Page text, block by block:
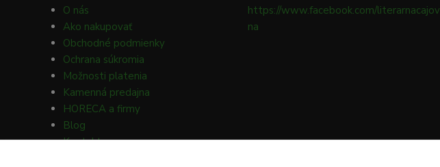
O nás
Ako nakupovať
Obchodné podmienky
Ochrana súkromia
Možnosti platenia
Kamenná predajna
HORECA a firmy
Blog
Kontakty
https://www.facebook.com/literarnacajov
na